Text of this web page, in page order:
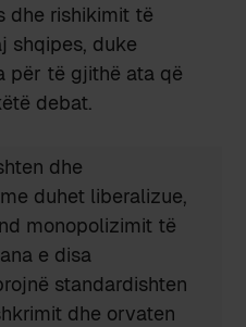
dhe rishikimit të
shqipes, duke
për të gjithë ata që
debat.
dhe
duhet liberalizue,
monopolizimit të
e disa
standardishten
dhe orvaten